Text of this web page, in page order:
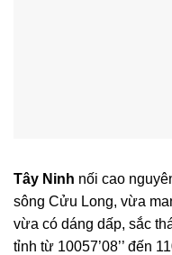
Tây Ninh nối cao
sông Cửu Long, vừa
vừa có dáng dấp, sắc
tỉnh từ 10057’08’’ đến